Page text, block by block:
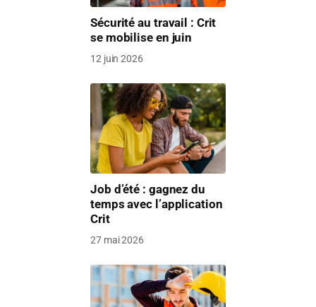
Sécurité au travail : Crit
se mobilise en juin
12 juin 2026
Job d’été : gagnez du
temps avec l’application
Crit
27 mai 2026